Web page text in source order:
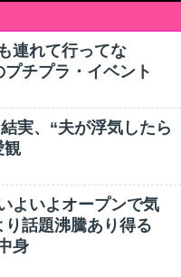
連れて行ってな
チプラ・イベント
実、“夫が浮気したら
観
よいよオープンで気
話題沸騰あり得る
身